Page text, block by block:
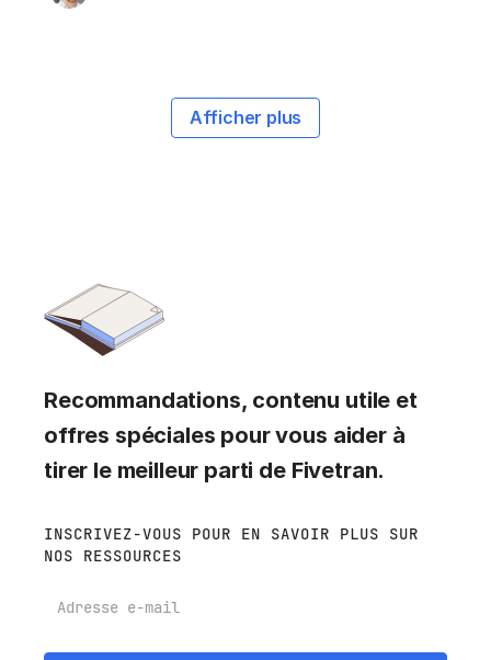
Afficher plus
Recommandations, contenu utile et
offres spéciales pour vous aider à
tirer le meilleur parti de Fivetran.
INSCRIVEZ-VOUS POUR EN SAVOIR PLUS SUR
NOS RESSOURCES